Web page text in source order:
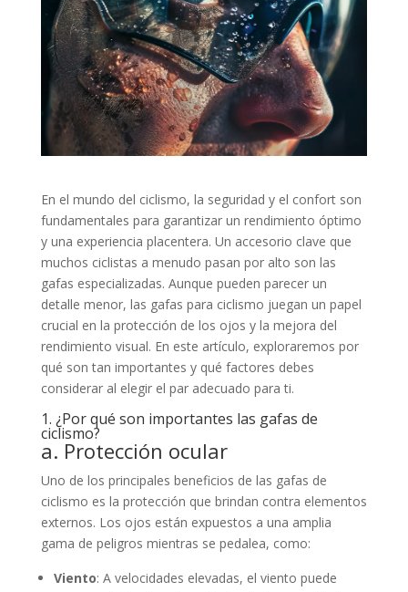
En el mundo del ciclismo, la seguridad y el confort son
fundamentales para garantizar un rendimiento óptimo
y una experiencia placentera. Un accesorio clave que
muchos ciclistas a menudo pasan por alto son las
gafas especializadas. Aunque pueden parecer un
detalle menor, las gafas para ciclismo juegan un papel
crucial en la protección de los ojos y la mejora del
rendimiento visual. En este artículo, exploraremos por
qué son tan importantes y qué factores debes
considerar al elegir el par adecuado para ti.
1. ¿Por qué son importantes las gafas de
ciclismo?
a. Protección ocular
Uno de los principales beneficios de las gafas de
ciclismo es la protección que brindan contra elementos
externos. Los ojos están expuestos a una amplia
gama de peligros mientras se pedalea, como:
Viento: A velocidades elevadas, el viento puede